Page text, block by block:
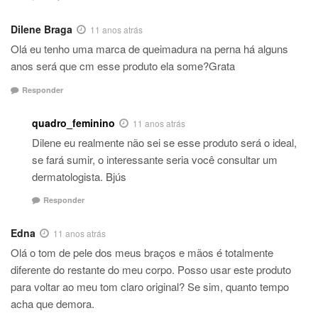
Dilene Braga 11 anos atrás
Olá eu tenho uma marca de queimadura na perna há alguns
anos será que cm esse produto ela some?Grata
Responder
quadro_feminino 11 anos atrás
Dilene eu realmente não sei se esse produto será o ideal,
se fará sumir, o interessante seria você consultar um
dermatologista. Bjús
Responder
Edna 11 anos atrás
Olá o tom de pele dos meus braços e mãos é totalmente
diferente do restante do meu corpo. Posso usar este produto
para voltar ao meu tom claro original? Se sim, quanto tempo
acha que demora.